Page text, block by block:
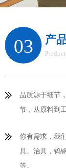
03 产
品质源于细节
节，从原料到
你有需求，我
具、治具，钨
等。